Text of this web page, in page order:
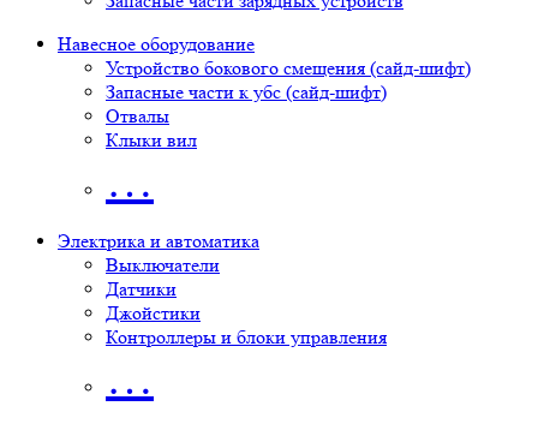
Навесное оборудование
Устройство бокового смещения (сайд-шифт)
Запасные части к убс (сайд-шифт)
Отвалы
Клыки вил
…
Электрика и автоматика
Выключатели
Датчики
Джойстики
Контроллеры и блоки управления
…